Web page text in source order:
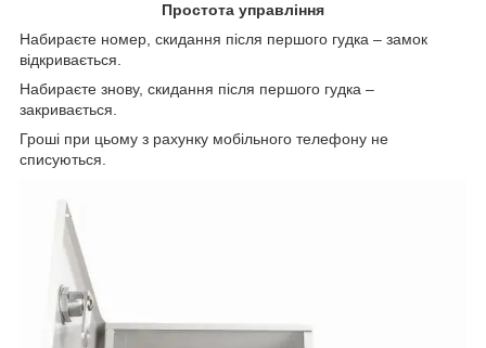
Простота управління
Набираєте номер, скидання після першого гудка – замок
відкривається.
Набираєте знову, скидання після першого гудка –
закривається.
Гроші при цьому з рахунку мобільного телефону не
списуються.